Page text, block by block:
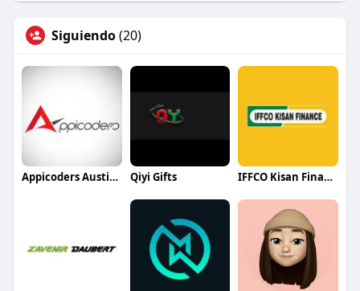
Siguiendo(20)
Appicoders Austin Mobile App Development Company Qiyi Gifts IFFCO Kisan Finance